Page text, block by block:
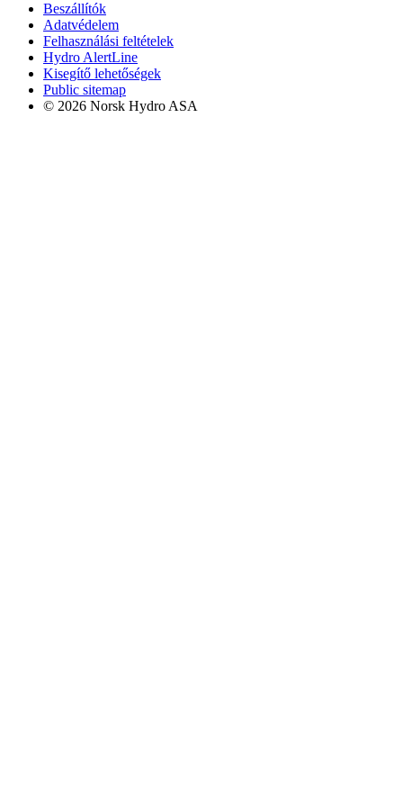
Beszállítók
Adatvédelem
Felhasználási feltételek
Hydro AlertLine
Kisegítő lehetőségek
Public sitemap
© 2026 Norsk Hydro ASA